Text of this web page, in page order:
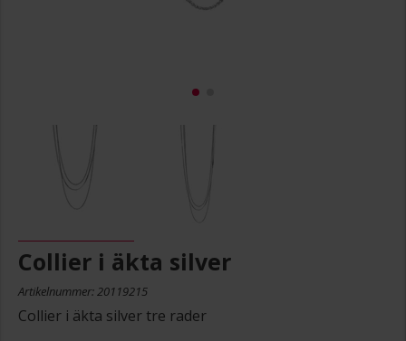
Collier i äkta silver
Artikelnummer: 20119215
Collier i äkta silver tre rader